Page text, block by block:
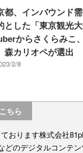
都、インバウンド
とした「東京観光大
からさくらみこ
森カリオペが選出
2/8
ちら
ております株式会社
どのデジタルコンテ